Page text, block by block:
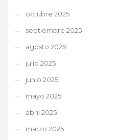
octubre 2025
septiembre 2025
agosto 2025
julio 2025
junio 2025
mayo 2025
abril 2025
marzo 2025